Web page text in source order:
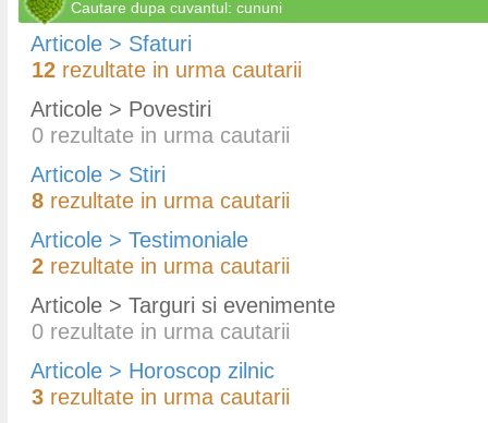
Cautare dupa cuvantul: cununi
Articole > Sfaturi
12 rezultate in urma cautarii
Articole > Povestiri
0 rezultate in urma cautarii
Articole > Stiri
8 rezultate in urma cautarii
Articole > Testimoniale
2 rezultate in urma cautarii
Articole > Targuri si evenimente
0 rezultate in urma cautarii
Articole > Horoscop zilnic
3 rezultate in urma cautarii